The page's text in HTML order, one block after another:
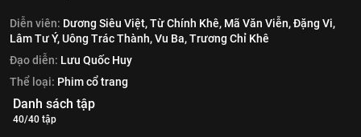
Diễn viên: Dương Siêu Việt,Từ Chính Khê, Mã Văn Viễn,Đặng Vi,
Lâm Tư Ý,Uông Trác Thành,Vu Ba,Trương Chỉ Khê
Đạo diễn: Lưu Quốc Huy
Thể loại: Phim cổ trang
Danh sách tập
40/40 tập